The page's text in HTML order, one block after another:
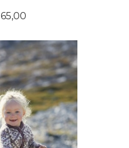
Pris
65,00
KJØP